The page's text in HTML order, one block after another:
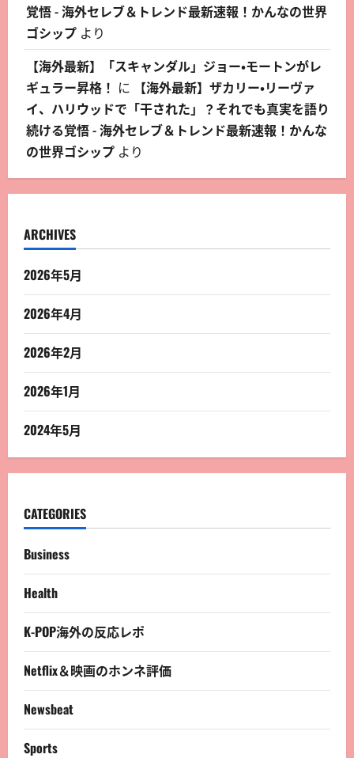
覚悟 - 海外セレブ＆トレンド最新速報！かんなの世界
ゴシップ より
【海外最新】「スキャンダル」ジョー・モートンがレ
ギュラー昇格！ に
【海外最新】ザカリー・リーヴァ
イ、ハリウッドで「干された」？それでも真実を語り
続ける覚悟 - 海外セレブ＆トレンド最新速報！かんな
の世界ゴシップ より
ARCHIVES
2026年5月
2026年4月
2026年2月
2026年1月
2024年5月
CATEGORIES
Business
Health
K-POP海外の反応レポ
Netflix＆映画のホンネ評価
Newsbeat
Sports